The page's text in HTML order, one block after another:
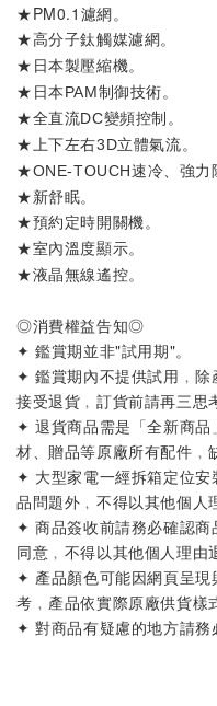
★PM0.1濾網。
★高分子鈦觸媒濾網。
★ 日本製壓縮機。
★ 日本PAM制御技術。
★全直流DC變頻控制 。
★上下左右3D立體氣流。
★ONE-TOUCH速冷、強力
★新舒眠。
★預約定時開關機。
★室內溫度顯示。
★液晶無線遙控。
◎消費權益告知◎
✦ 鑑賞期並非"試用期"。
✦ 鑑賞期內不提供試用﹐除
接受退貨﹐訂貨前請再三思
✦ 退貨商品需是「全新商品
材、贈品等原廠所有配件﹐
✦ 大型家電一經拆箱定位安
品問題外﹐不得以其他個人
✦ 商品簽收前請務必確認商
同意﹐不得以其他個人理由
✦ 產品顏色可能因網頁呈現
考﹐產品依實際原廠供貨樣
✦ 對商品有疑慮的地方請務